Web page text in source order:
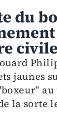
du
jaunes
la sorte